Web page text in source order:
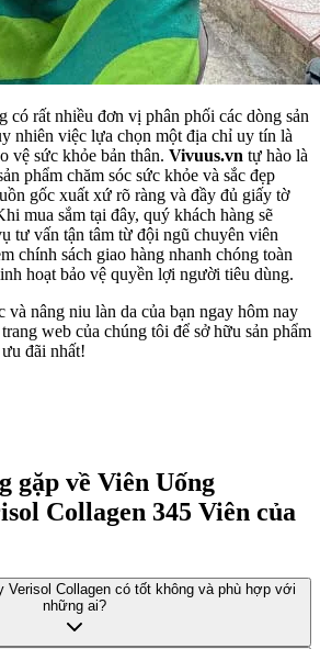
có rất nhiều đơn vị phân phối các dòng sản
nhiên việc lựa chọn một địa chỉ uy tín là
vệ sức khỏe bản thân. Vivuus.vn tự hào là
phẩm chăm sóc sức khỏe và sắc đẹp
gốc xuất xứ rõ ràng và đầy đủ giấy tờ
mua sắm tại đây, quý khách hàng sẽ
tư vấn tận tâm từ đội ngũ chuyên viên
chính sách giao hàng nhanh chóng toàn
hoạt bảo vệ quyền lợi người tiêu dùng.
và nâng niu làn da của bạn ngay hôm nay
web của chúng tôi để sở hữu sản phẩm
đãi nhất!
gặp về Viên Uống
Collagen 345 Viên của
Verisol Collagen có tốt không và phù hợp với
những ai?